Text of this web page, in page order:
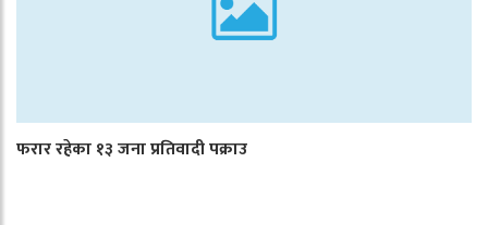
फरार रहेका १३ जना प्रतिवादी पक्राउ